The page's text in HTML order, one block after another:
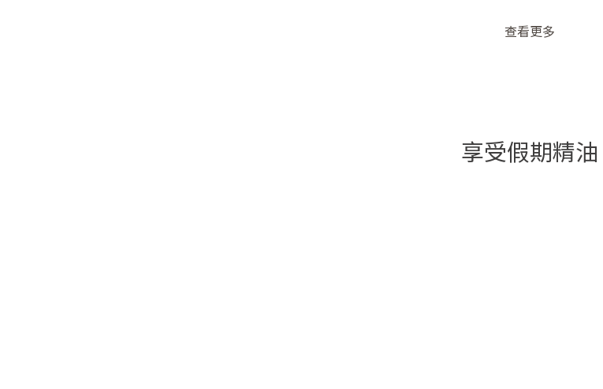
查看更多
享受假期精油